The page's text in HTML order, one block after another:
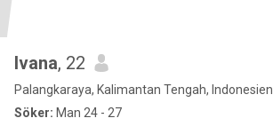
Ivana, 22
Palangkaraya, Kalimantan Tengah, Indonesien
Söker: Man 24 - 27